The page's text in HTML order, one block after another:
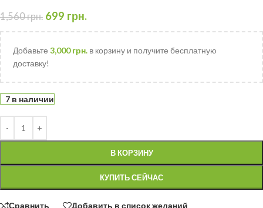
1,560грн. 699 грн.
Добавьте 3,000грн. в корзину и получите бесплатную
доставку!
7 в наличии
В КОРЗИНУ
КУПИТЬ СЕЙЧАС
Сравнить Добавить в список желаний